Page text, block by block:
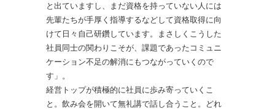
と出ていますし、まだ資格を持っていない人には
先輩たちが手厚く指導するなどして資格取得に向
けて日々自己研鑽しています。まさしくこうした
社員同士の関わりこそが、課題であったコミュニ
ケーション不足の解消にもつながっていくので
す」。
経営トップが積極的に社員に歩み寄っていくこ
と。飲み会を開いて無礼講で話し合うこと。どれ